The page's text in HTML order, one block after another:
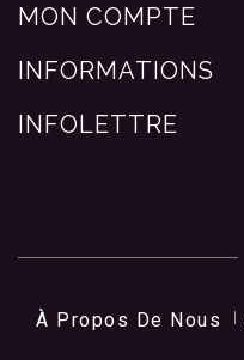
MON COMPTE
INFORMATIONS
INFOLETTRE
À Propos De Nous